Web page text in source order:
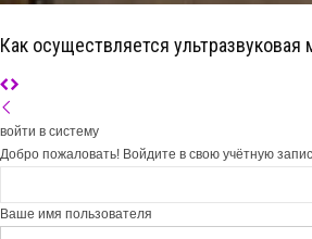
Как осуществляется ультразвуковая
войти в систему
Добро пожаловать! Войдите в свою учётную
Ваше имя пользователя